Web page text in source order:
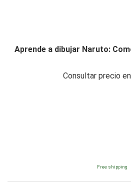
Aprende a dibujar Naruto:
Consultar precio
Free shipping